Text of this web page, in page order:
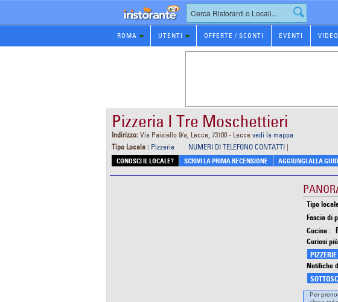
Prenotazione
Ristorante
ROMA UTENTI OFFERTE / SCONTI EVENTI
Pizzeria I Tre Moschettieri
Indirizzo: Via Paisiello 9/a, Lecce, 73100 - Lecce vedi la mappa
Tipo Locale : Pizzerie NUMERI DI TELEFONO CONTATTI |
CONOSCI IL LOCALE? SCRIVI LA PRIMA RECENSIONE AGGIUNGI ALLA
Tipo
Fascia di
Cucina :
Curiosi
Notifiche
Per